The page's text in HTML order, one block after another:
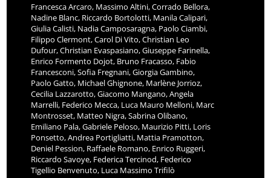
Francesca Arcaro, Massimo Altini, Corrado Bellora,
Nadine Blanc, Riccardo Bortolotti, Manila Calipari,
Giulia Calisti, Nadia Camposaragna, Paolo Ciambi,
Filippo Clermont, Carol Di Vito, Christian Leo
Dufour, Christian Evaspasiano, Giuseppe Farinella,
Enrico Formento Dojot, Bruno Fracasso, Fabio
Francesconi, Sofia Fregnani, Giorgia Gambino,
Paolo Gatto, Michael Ghignone, Marlène Jorrioz,
Cecilia Lazzarotto, Giacomo Mangano, Angela
Marrelli, Federico Mecca, Luca Mauro Melloni, Marc
Montrosset, Matteo Nigra, Sabrina Olibano,
Emiliano Pala, Gabriele Peloso, Maurizio Pitti, Loris
Ponsetto, Andrea Portigliatti, Mattia Pramotton,
Deniel Pession, Raffaele Romano, Enrico Ruggeri,
Riccardo Savoye, Federica Tercinod, Federico
Tigellio Benvenuto, Luca Massimo Trifilò